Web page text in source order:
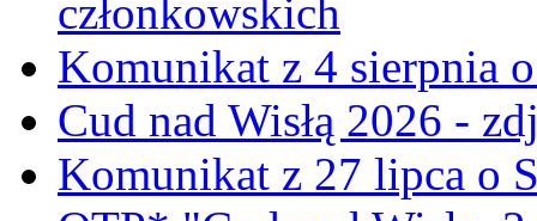
członkowskich
Komunikat z 4 sierpnia
Cud nad Wisłą 2026 -
Komunikat z 27 lipca o